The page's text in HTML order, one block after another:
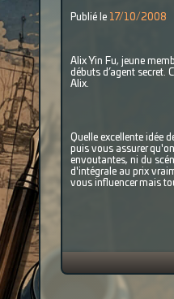
Publié le 17/10/2008
Alix Yin Fu, jeune
débuts d’agent secret.
Alix.
Quelle excellente idée
puis vous assurer
envoutantes, ni du
d'intégrale au prix
vous influencer mais